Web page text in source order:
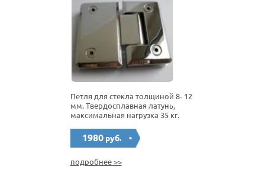
Петля для стекла толщиной 8- 12
мм. Твердосплавная латунь,
максимальная нагрузка 35 кг.
1980 руб.
подробнее >>